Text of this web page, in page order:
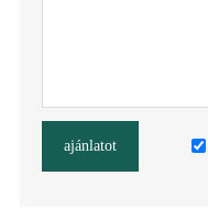
ajánlatot